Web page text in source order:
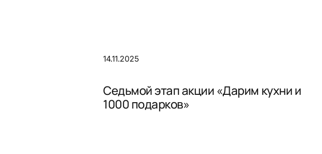
14.11.2025
Седьмой этап акции «Дарим кухни и
1000 подарков»